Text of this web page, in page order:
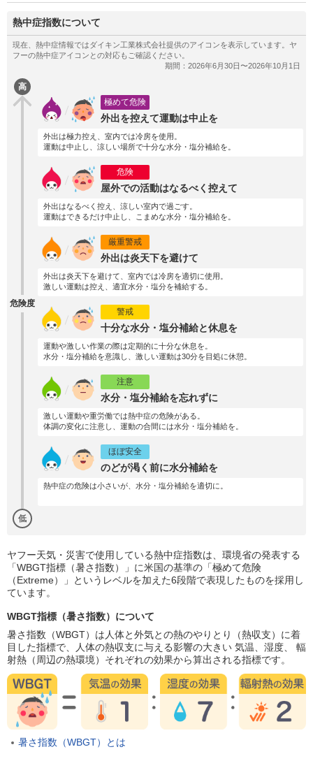
熱中症指数について
高
危険度
低
極めて危険
外出を控えて運動は中止を
外出は極力控え、室内では冷房を使用。
運動は中止し、涼しい場所で十分な水分・塩分補給を。
危険
屋外での活動はなるべく控えて
外出はなるべく控え、涼しい室内で過ごす。
運動はできるだけ中止し、こまめな水分・塩分補給を。
厳重警戒
外出は炎天下を避けて
外出は炎天下を避けて、室内では冷房を適切に使用。
激しい運動は控え、適宜水分・塩分を補給する。
警戒
十分な水分・塩分補給と休息を
運動や激しい作業の際は定期的に十分な休息を。
水分・塩分補給を意識し、激しい運動は30分を目処に休憩。
注意
水分・塩分補給を忘れずに
激しい運動や重労働では熱中症の危険がある。
体調の変化に注意し、運動の合間には水分・塩分補給を。
ほぼ安全
のどが渇く前に水分補給を
熱中症の危険は小さいが、水分・塩分補給を適切に。
ヤフー天気・災害で使用している熱中症指数は、環境省の発表する
「WBGT指標（暑さ指数）」に米国の基準の「極めて危険
（Extreme）」というレベルを加えた6段階で表現したものを採用し
ています。
WBGT指標（暑さ指数）について
暑さ指数（WBGT）は人体と外気との熱のやりとり（熱収支）に着
目した指標で、人体の熱収支に与える影響の大きい 気温、湿度、 輻
射熱（周辺の熱環境）それぞれの効果から算出される指標です。
暑さ指数（WBGT）とは